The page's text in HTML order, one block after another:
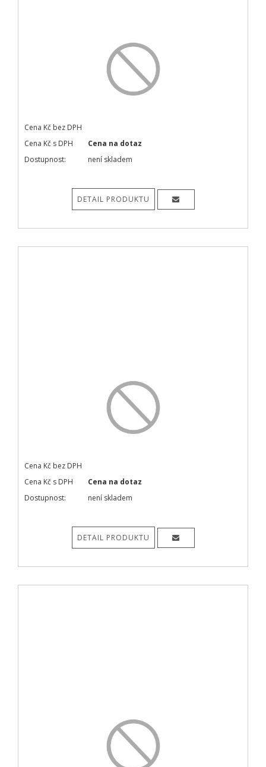
Cena Kč bez DPH
Cena Kč s DPH
Cena na dotaz
Dostupnost:
není skladem
DETAIL PRODUKTU
Cena Kč bez DPH
Cena Kč s DPH
Cena na dotaz
Dostupnost:
není skladem
DETAIL PRODUKTU